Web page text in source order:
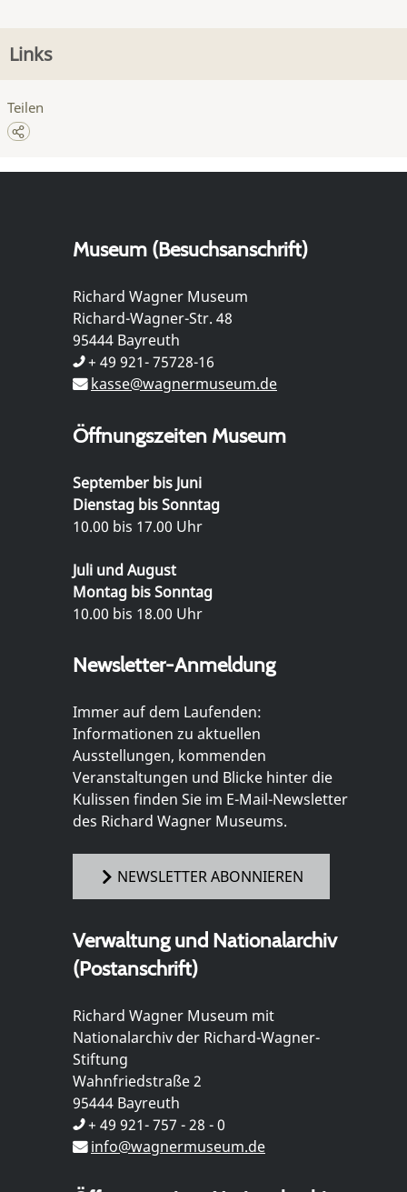
Links
Teilen
Museum (Besuchsanschrift)
Richard Wagner Museum
Richard-Wagner-Str. 48
95444 Bayreuth
+ 49 921- 75728-16
kasse@wagnermuseum.de
Öffnungszeiten Museum
September bis Juni
Dienstag bis Sonntag
10.00 bis 17.00 Uhr
Juli und August
Montag bis Sonntag
10.00 bis 18.00 Uhr
Newsletter-Anmeldung
Immer auf dem Laufenden:
Informationen zu aktuellen
Ausstellungen, kommenden
Veranstaltungen und Blicke hinter die
Kulissen finden Sie im E-Mail-Newsletter
des Richard Wagner Museums.
NEWSLETTER ABONNIEREN
Verwaltung und Nationalarchiv
(Postanschrift)
Richard Wagner Museum mit
Nationalarchiv der Richard-Wagner-
Stiftung
Wahnfriedstraße 2
95444 Bayreuth
+ 49 921- 757 - 28 - 0
info@wagnermuseum.de